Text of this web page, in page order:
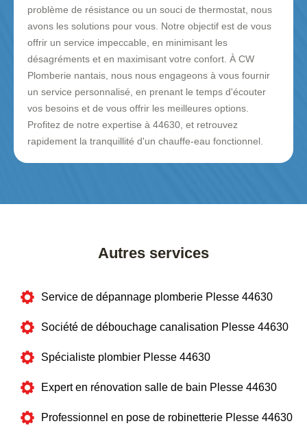
problème de résistance ou un souci de thermostat, nous
avons les solutions pour vous. Notre objectif est de vous
offrir un service impeccable, en minimisant les
désagréments et en maximisant votre confort. À CW
Plomberie nantais, nous nous engageons à vous fournir
un service personnalisé, en prenant le temps d'écouter
vos besoins et de vous offrir les meilleures options.
Profitez de notre expertise à 44630, et retrouvez
rapidement la tranquillité d'un chauffe-eau fonctionnel.
Autres services
Service de dépannage plomberie Plesse 44630
Société de débouchage canalisation Plesse 44630
Spécialiste plombier Plesse 44630
Expert en rénovation salle de bain Plesse 44630
Professionnel en pose de robinetterie Plesse 44630